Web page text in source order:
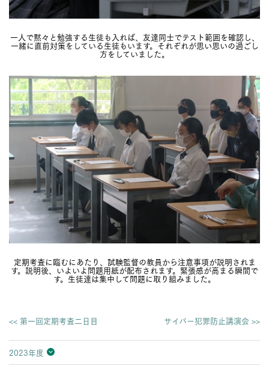
一人で黙々と勉強する生徒も入れば、友達同士でテスト範囲を確認し、
一緒に直前対策をしている生徒もいます。それぞれが思い思いの過ごし
方をしていました。
定期考査に臨むにあたり、試験監督の教員から注意事項が説明されま
す。説明後、いよいよ問題用紙が配布されます。緊張感が高まる瞬間で
す。生徒達は集中して問題に取り組みました。
<< 第一回定期考査二日目 サイバー犯罪防止講演会 >>
2023年度
2026年度
2025年度
2024年度
2023年度
2022年度
2021年度
2020年度
2019年度
2018年度
2017年度
2016年度
2015年度
2014年度
2013年度